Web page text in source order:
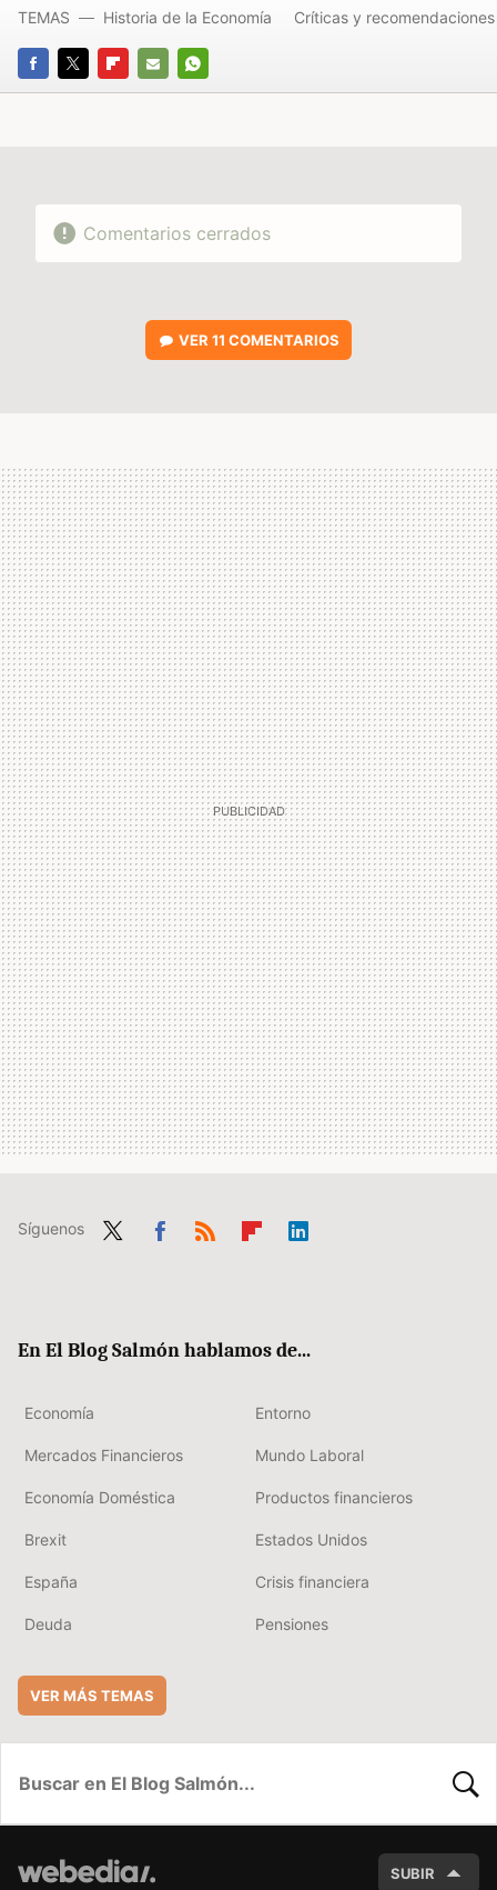
FACEBOOK
TWITTERFLIPBOARD
E-
WHATSAPP
TEMAS Historia de la Economía Críticas y recomendaciones
Comentarios cerrados
VER11 COMENTARIOS
Síguenos
En El Blog Salmón hablamos de...
Economía Entorno
Mercados Financieros Mundo Laboral
Economía Doméstica Productos financieros
Brexit Estados Unidos
España Crisis financiera
Deuda Pensiones
VER MÁS TEMAS
SUBIR